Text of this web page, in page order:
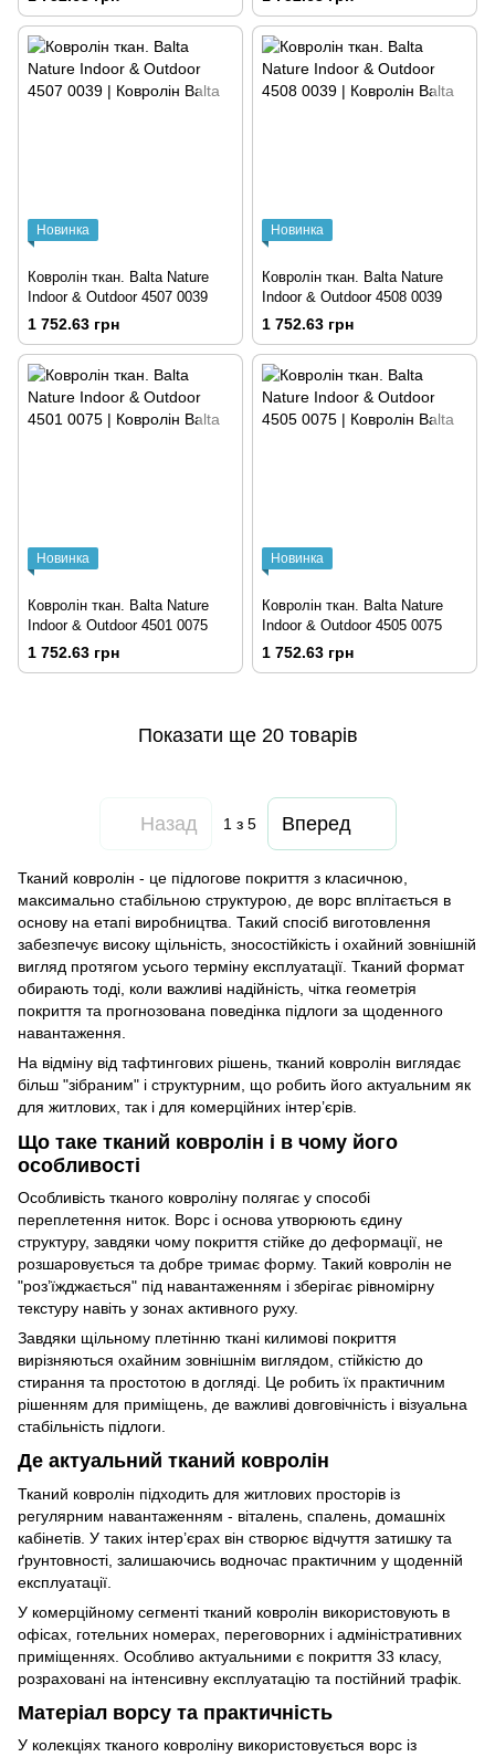
Новинка
Ковролін ткан. Balta Nature
Indoor & Outdoor 4507 0039
1 752.63 грн
Новинка
Ковролін ткан. Balta Nature
Indoor & Outdoor 4508 0039
1 752.63 грн
Новинка
Ковролін ткан. Balta Nature
Indoor & Outdoor 4501 0075
1 752.63 грн
Новинка
Ковролін ткан. Balta Nature
Indoor & Outdoor 4505 0075
1 752.63 грн
Показати ще 20 товарів
Назад 1з 5 Вперед
Тканий ковролін - це підлогове покриття з класичною,
максимально стабільною структурою, де ворс вплітається в
основу на етапі виробництва. Такий спосіб виготовлення
забезпечує високу щільність, зносостійкість і охайний зовнішній
вигляд протягом усього терміну експлуатації. Тканий формат
обирають тоді, коли важливі надійність, чітка геометрія
покриття та прогнозована поведінка підлоги за щоденного
навантаження.
На відміну від тафтингових рішень, тканий ковролін виглядає
більш "зібраним" і структурним, що робить його актуальним як
для житлових, так і для комерційних інтер’єрів.
Що таке тканий ковролін і в чому його
особливості
Особливість тканого ковроліну полягає у способі
переплетення ниток. Ворс і основа утворюють єдину
структуру, завдяки чому покриття стійке до деформації, не
розшаровується та добре тримає форму. Такий ковролін не
"роз’їжджається" під навантаженням і зберігає рівномірну
текстуру навіть у зонах активного руху.
Завдяки щільному плетінню ткані килимові покриття
вирізняються охайним зовнішнім виглядом, стійкістю до
стирання та простотою в догляді. Це робить їх практичним
рішенням для приміщень, де важливі довговічність і візуальна
стабільність підлоги.
Де актуальний тканий ковролін
Тканий ковролін підходить для житлових просторів із
регулярним навантаженням - віталень, спалень, домашніх
кабінетів. У таких інтер’єрах він створює відчуття затишку та
ґрунтовності, залишаючись водночас практичним у щоденній
експлуатації.
У комерційному сегменті тканий ковролін використовують в
офісах, готельних номерах, переговорних і адміністративних
приміщеннях. Особливо актуальними є покриття 33 класу,
розраховані на інтенсивну експлуатацію та постійний трафік.
Матеріал ворсу та практичність
У колекціях тканого ковроліну використовується ворс із